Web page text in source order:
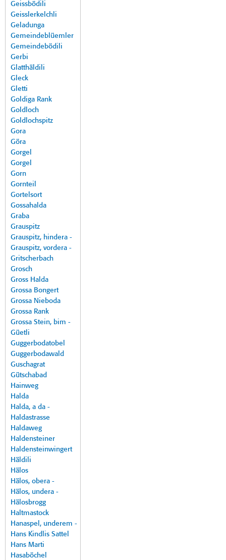
Geissbödili
Geisslerkelchli
Geladunga
Gemeindeblüemler
Gemeindebödili
Gerbi
Glatthäldili
Gleck
Gletti
Goldiga Rank
Goldloch
Goldlochspitz
Gora
Göra
Gorgel
Gorgel
Gorn
Gornteil
Gortelsort
Gossahalda
Graba
Grauspitz
Grauspitz, hindera -
Grauspitz, vordera -
Gritscherbach
Grosch
Gross Halda
Grossa Bongert
Grossa Nieboda
Grossa Rank
Grossa Stein, bim -
Güetli
Guggerbodatobel
Guggerbodawald
Guschagrat
Gütschabad
Hainweg
Halda
Halda, a da -
Haldastrasse
Haldaweg
Haldensteiner
Haldensteinwingert
Häldili
Hälos
Hälos, obera -
Hälos, undera -
Hälosbrogg
Haltmastock
Hanaspel, underem -
Hans Kindlis Sattel
Hans Marti
Hasaböchel